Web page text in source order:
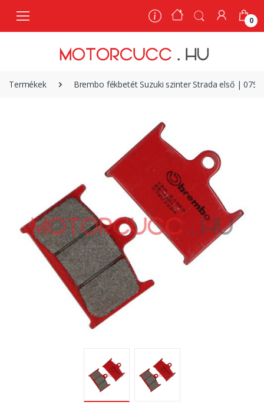
0
Termékek Brembo fékbetét Suzuki szinter Strada első |
0